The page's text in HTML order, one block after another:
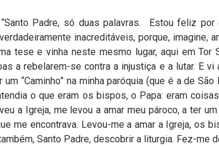
“Santo Padre, só duas palavras. Estou feliz
inacreditáveis, porque, imagine,
tese e vinha neste mesmo lugar, aqui em
a rebelarem-se contra a injustiça e a lutar. E
“Caminho” na minha paróquia (que é a de
o que eram os bispos, o Papa: eram
a Igreja, me levou a amar meu pároco, a ter
me encontrava. Levou-me a amar a Igreja, os
Santo Padre, descobrir a liturgia. Fez-me